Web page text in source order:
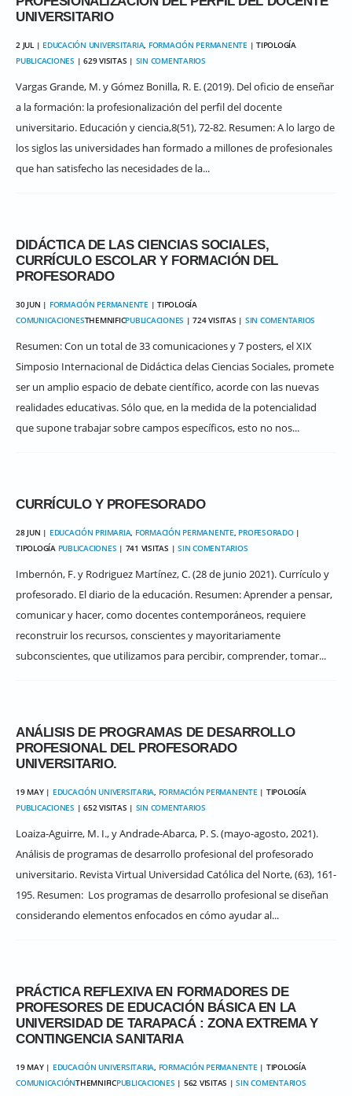
UNIVERSITARIO
2 JUL | EDUCACIÓN UNIVERSITARIA, FORMACIÓN PERMANENTE | TIPOLOGÍA
PUBLICACIONES | 629 VISITAS | SIN COMENTARIOS
Vargas Grande, M. y Gómez Bonilla, R. E. (2019). Del oficio de enseñar
a la formación: la profesionalización del perfil del docente
universitario. Educación y ciencia,8(51), 72-82. Resumen: A lo largo de
los siglos las universidades han formado a millones de profesionales
que han satisfecho las necesidades de la...
DIDÁCTICA DE LAS CIENCIAS SOCIALES,
CURRÍCULO ESCOLAR Y FORMACIÓN DEL
PROFESORADO
30 JUN | FORMACIÓN PERMANENTE | TIPOLOGÍA
COMUNICACIONESTHEMNIFICPUBLICACIONES | 724 VISITAS | SIN COMENTARIOS
Resumen: Con un total de 33 comunicaciones y 7 posters, el XIX
Simposio Internacional de Didáctica delas Ciencias Sociales, promete
ser un amplio espacio de debate científico, acorde con las nuevas
realidades educativas. Sólo que, en la medida de la potencialidad
que supone trabajar sobre campos específicos, esto no nos...
CURRÍCULO Y PROFESORADO
28 JUN | EDUCACIÓN PRIMARIA, FORMACIÓN PERMANENTE, PROFESORADO|
TIPOLOGÍA PUBLICACIONES | 741 VISITAS | SIN COMENTARIOS
Imbernón, F. y Rodriguez Martínez, C. (28 de junio 2021). Currículo y
profesorado. El diario de la educación. Resumen: Aprender a pensar,
comunicar y hacer, como docentes contemporáneos, requiere
reconstruir los recursos, conscientes y mayoritariamente
subconscientes, que utilizamos para percibir, comprender, tomar...
ANÁLISIS DE PROGRAMAS DE DESARROLLO
PROFESIONAL DEL PROFESORADO
UNIVERSITARIO.
19 MAY | EDUCACIÓN UNIVERSITARIA, FORMACIÓN PERMANENTE | TIPOLOGÍA
PUBLICACIONES | 652 VISITAS | SIN COMENTARIOS
Loaiza-Aguirre, M. I., y Andrade-Abarca, P. S. (mayo-agosto, 2021).
Análisis de programas de desarrollo profesional del profesorado
universitario. Revista Virtual Universidad Católica del Norte, (63), 161-
195. Resumen: Los programas de desarrollo profesional se diseñan
considerando elementos enfocados en cómo ayudar al...
PRÁCTICA REFLEXIVA EN FORMADORES DE
PROFESORES DE EDUCACIÓN BÁSICA EN LA
UNIVERSIDAD DE TARAPACÁ : ZONA EXTREMA Y
CONTINGENCIA SANITARIA
19 MAY | EDUCACIÓN UNIVERSITARIA, FORMACIÓN PERMANENTE | TIPOLOGÍA
COMUNICACIÓNTHEMNIFICPUBLICACIONES | 562 VISITAS |SIN COMENTARIOS